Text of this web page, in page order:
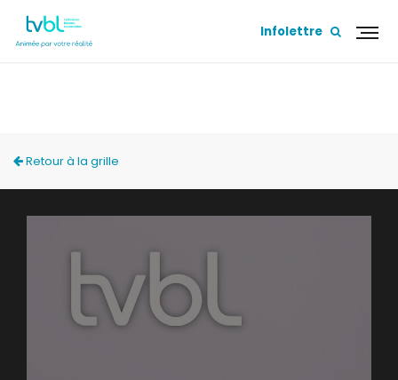
Infolettre
Retour à la grille